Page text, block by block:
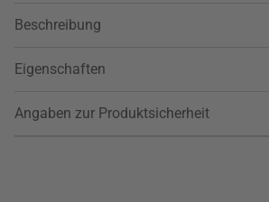
Beschreibung
Eigenschaften
Angaben zur Produktsicherheit